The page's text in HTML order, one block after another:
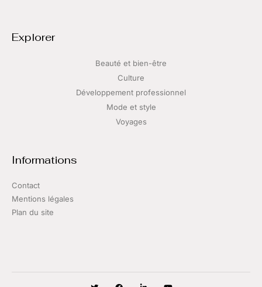
Explorer
Beauté et bien-être
Culture
Développement professionnel
Mode et style
Voyages
Informations
Contact
Mentions légales
Plan du site